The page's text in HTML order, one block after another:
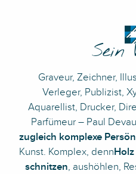
Sein
Graveur, Zeichner,
Verleger, Publizist,
Aquarellist, Drucker,
Parfümeur – Paul
zugleich komplexe
Kunst. Komplex, denn
schnitzen, aushöhlen,